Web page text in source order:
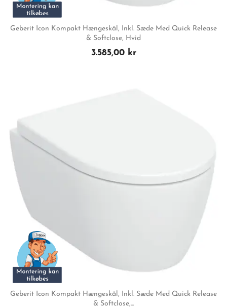
Geberit Icon Kompakt Hængeskål, Inkl. Sæde Med Quick Release
& Softclose, Hvid
3.585,00 kr
Geberit Icon Kompakt Hængeskål, Inkl. Sæde Med Quick Release
& Softclose,...